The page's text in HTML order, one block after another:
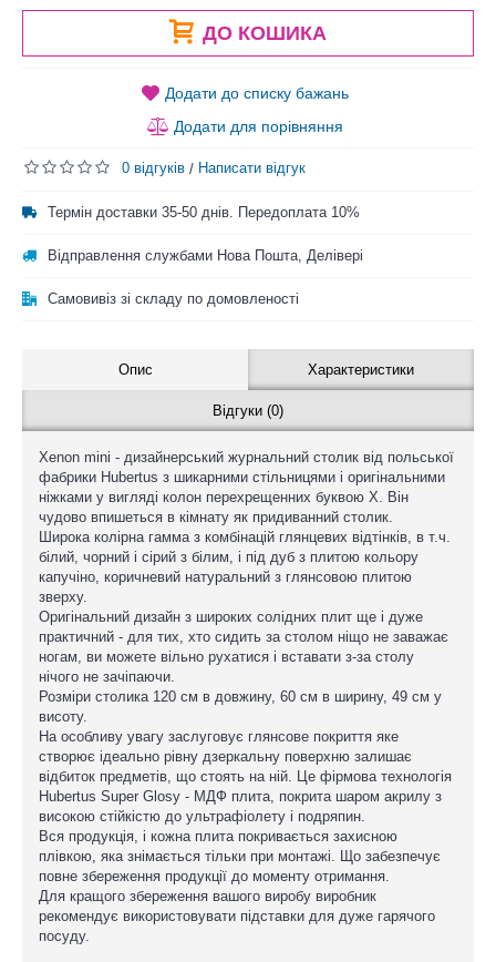
ДО КОШИКА
Додати до списку бажань
Додати для порівняння
0 відгуків / Написати відгук
Термін доставки 35-50 днів. Передоплата 10%
Відправлення службами Нова Пошта, Делівері
Самовивіз зі складу по домовленості
Опис Характеристики
Відгуки (0)
Xenon mini - дизайнерський журнальний столик від польської
фабрики Hubertus з шикарними стільницями і оригінальними
ніжками у вигляді колон перехрещенних буквою Х. Він
чудово впишеться в кімнату як придиванний столик.
Широка колірна гамма з комбінацій глянцевих відтінків, в т.ч.
білий, чорний і сірий з білим, і під дуб з плитою кольору
капучіно, коричневий натуральний з глянсовою плитою
зверху.
Оригінальний дизайн з широких солідних плит ще і дуже
практичний - для тих, хто сидить за столом ніщо не заважає
ногам, ви можете вільно рухатися і вставати з-за столу
нічого не зачіпаючи.
Розміри столика 120 см в довжину, 60 см в ширину, 49 см у
висоту.
На особливу увагу заслуговує глянсове покриття яке
створює ідеально рівну дзеркальну поверхню залишає
відбиток предметів, що стоять на ній. Це фірмова технологія
Hubertus Super Glosy - МДФ плита, покрита шаром акрилу з
високою стійкістю до ультрафіолету і подряпин.
Вся продукція, і кожна плита покривається захисною
плівкою, яка знімається тільки при монтажі. Що забезпечує
повне збереження продукції до моменту отримання.
Для кращого збереження вашого виробу виробник
рекомендує використовувати підставки для дуже гарячого
посуду.